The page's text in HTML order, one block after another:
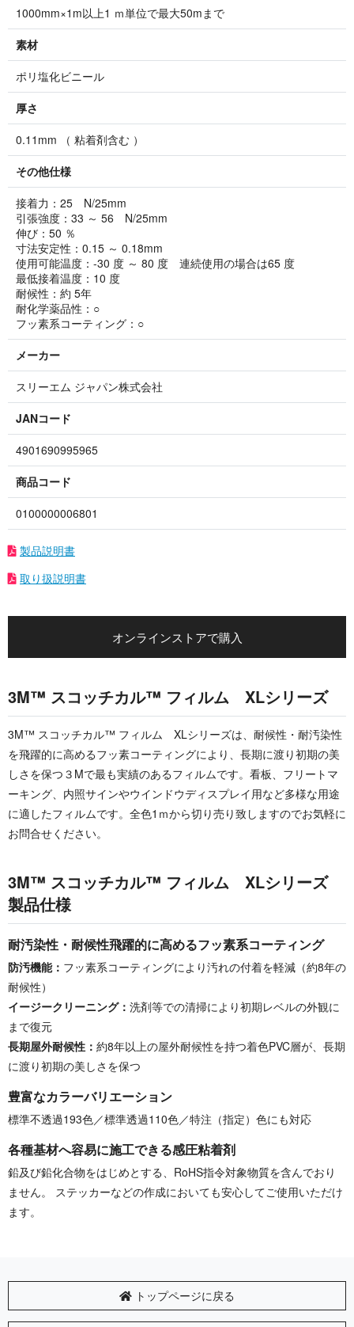
1000mm×1m以上1 ｍ単位で最大50mまで
素材
ポリ塩化ビニール
厚さ
0.11mm （ 粘着剤含む ）
その他仕様
接着力：25 N/25mm
引張強度：33 ～ 56 N/25mm
伸び：50 ％
寸法安定性：0.15 ～ 0.18mm
使用可能温度：-30 度 ～ 80 度 連続使用の場合は65 度
最低接着温度：10 度
耐候性：約 5年
耐化学薬品性：○
フッ素系コーティング：○
メーカー
スリーエム ジャパン株式会社
JANコード
4901690995965
商品コード
0100000006801
製品説明書
取り扱説明書
オンラインストアで購入
3M™ スコッチカル™ フィルム XLシリーズ
3M™ スコッチカル™ フィルム XLシリーズは、耐候性・耐汚染性
を飛躍的に高めるフッ素コーティングにより、長期に渡り初期の美
しさを保つ３Mで最も実績のあるフィルムです。看板、フリートマ
ーキング、内照サインやウインドウディスプレイ用など多様な用途
に適したフィルムです。全色1ｍから切り売り致しますのでお気軽に
お問合せください。
3M™ スコッチカル™ フィルム XLシリーズ
製品仕様
耐汚染性・耐候性飛躍的に高めるフッ素系コーティング
防汚機能： フッ素系コーティングにより汚れの付着を軽減（約8年の
耐候性）
イージークリーニング： 洗剤等での清掃により初期レベルの外観に
まで復元
長期屋外耐候性： 約8年以上の屋外耐候性を持つ着色PVC層が、長期
に渡り初期の美しさを保つ
豊富なカラーバリエーション
標準不透過193色／標準透過110色／特注（指定）色にも対応
各種基材へ容易に施工できる感圧粘着剤
鉛及び鉛化合物をはじめとする、RoHS指令対象物質を含んでおり
ません。 ステッカーなどの作成においても安心してご使用いただけ
ます。
トップページに戻る